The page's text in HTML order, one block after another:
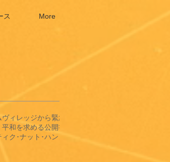
ス More
ィレッジから緊急
和を求める公開書
ク･ナット･ハン師